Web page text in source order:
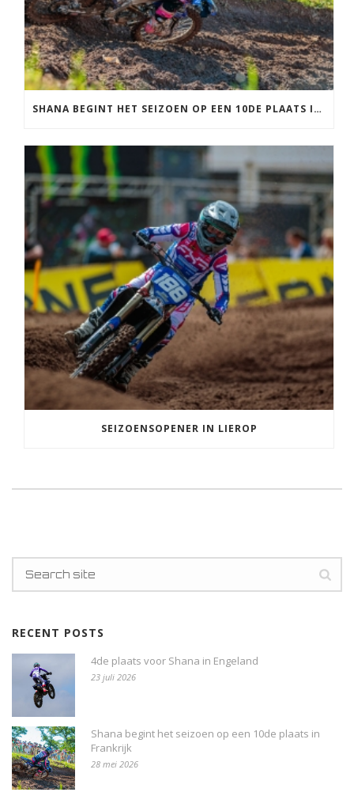
SHANA BEGINT HET SEIZOEN OP EEN 10DE PLAATS IN FRANKRIJK
SEIZOENSOPENER IN LIEROP
RECENT POSTS
4de plaats voor Shana in Engeland
23 juli 2026
Shana begint het seizoen op een 10de plaats in
Frankrijk
28 mei 2026